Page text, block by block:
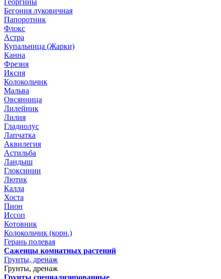
Георгины
Бегония луковичная
Папоротник
Флокс
Астра
Купальница (Жарки)
Канна
Фрезия
Иксия
Колокольчик
Мальва
Овсянница
Лилейник
Лилия
Гладиолус
Лапчатка
Аквилегия
Астильба
Ландыш
Глоксинии
Лютик
Калла
Хоста
Пион
Иссоп
Котовник
Колокольчик (корн.)
Герань полевая
Саженцы комнатных растений
Грунты, дренаж
Грунты, дренаж
Грунты специализированные